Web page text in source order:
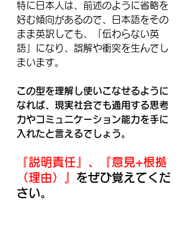
特に日本人は、前述のように省略を
好む傾向があるので、日本語をその
まま英訳しても、「伝わらない英
語」になり、誤解や衝突を生んでし
まいます。
この型を理解し使いこなせるように
なれば、現実社会でも通用する思考
力やコミュニケーション能力を手に
入れたと言えるでしょう。
『説明責任』、『意見+根拠
（理由）』 をぜひ覚えてくだ
さい。